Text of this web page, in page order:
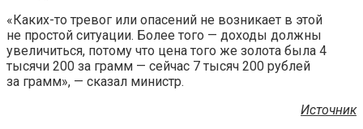
«Каких-то тревог или опасений не возникает в этой
не простой ситуации. Более того — доходы должны
увеличиться, потому что цена того же золота была 4
тысячи 200 за грамм — сейчас 7 тысяч 200 рублей
за грамм», — сказал министр.
Источник